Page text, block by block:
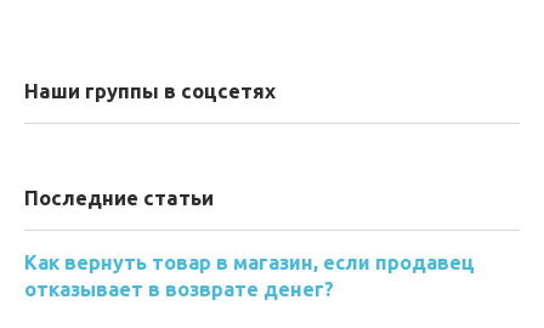
Наши группы в соцсетях
Последние статьи
Как вернуть товар в магазин, если продавец
отказывает в возврате денег?